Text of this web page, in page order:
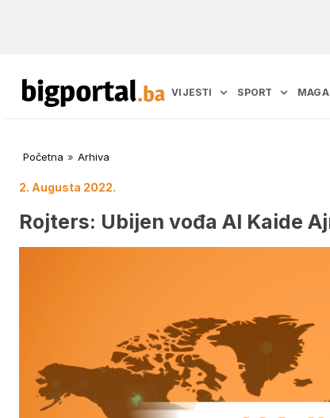
VIJESTI SPORT
Početna » Arhiva
2. Augusta 2022.
Rojters: Ubijen vođa Al Kaide